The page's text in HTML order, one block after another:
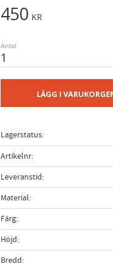
450 KR
Antal
LÄGG I
Lagerstatus
Artikelnr
Leveranstid
Material
Färg
Höjd
Bredd